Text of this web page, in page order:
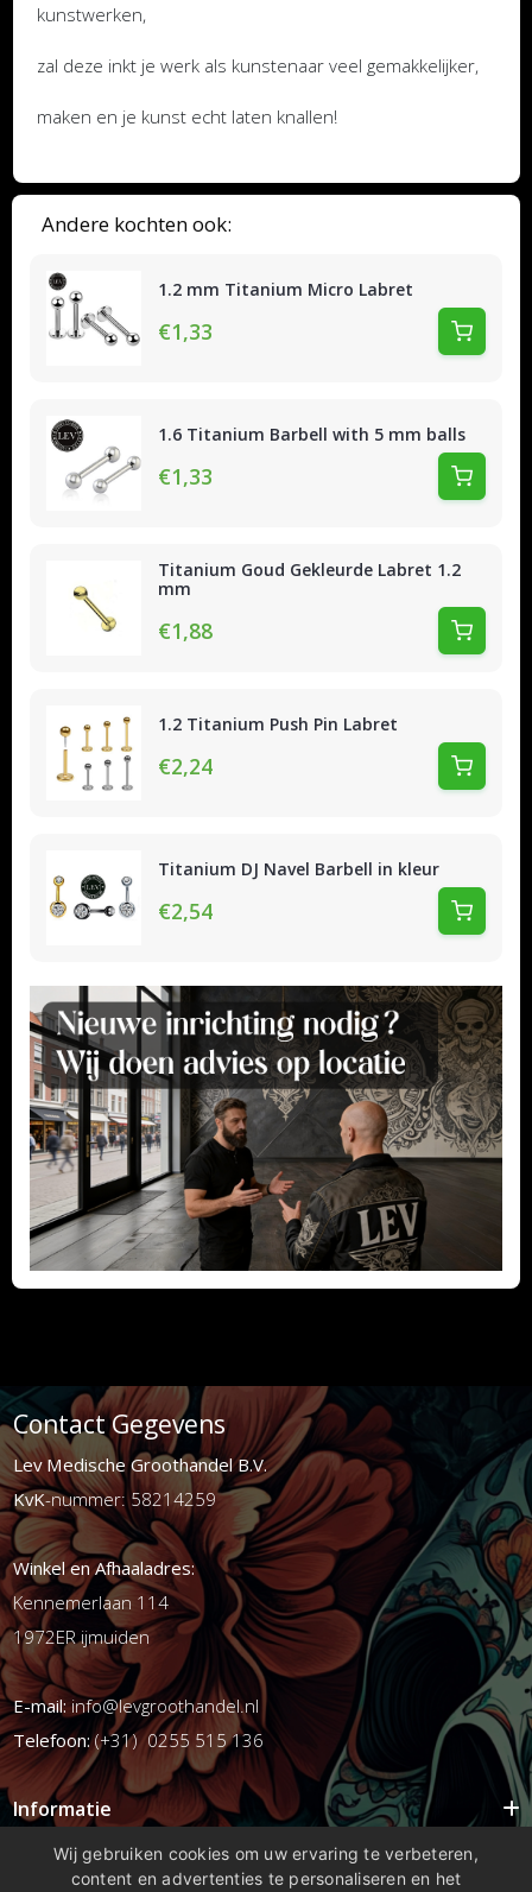
Andere kochten ook:
1.2 mm Titanium Micro Labret
€1,33
1.6 Titanium Barbell with 5 mm balls
€1,33
Titanium Goud Gekleurde Labret 1.2
mm
€1,88
1.2 Titanium Push Pin Labret
€2,24
Titanium DJ Navel Barbell in kleur
€2,54
kunstwerken,
zal deze inkt je werk als kunstenaar veel gemakkelijker,
maken en je kunst echt laten knallen!
Contact Gegevens
Lev Medische Groothandel B.V.
KvK-nummer: 58214259
Winkel en Afhaaladres:
Kennemerlaan 114
1972ER ijmuiden
E-mail:info@levgroothandel.nl
Telefoon:(+31) 0255 515 136
Informatie
Mijn account
Wij gebruiken cookies om uw ervaring te verbeteren,
content en advertenties te personaliseren en het